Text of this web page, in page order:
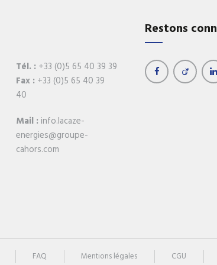
Tél. : +33 (0)5 65 40 39 39
Fax : +33 (0)5 65 40 39
40
Mail : info.lacaze-
energies@groupe-
cahors.com
Restons
FAQ Mentions légales CGU